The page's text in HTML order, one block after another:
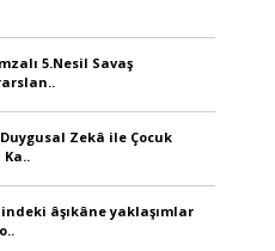
5.Nesil Savaş
Zekâ ile Çocuk
âşıkâne yaklaşımlar